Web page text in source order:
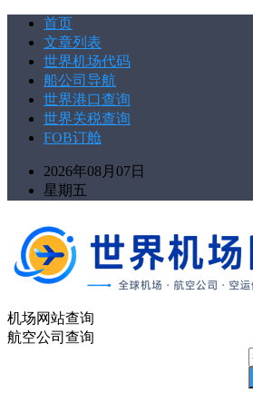
首页
文章列表
世界机场代码
船公司导航
世界港口查询
世界关税查询
FOB订舱
2026年08月07日
星期五
机场网站查询
航空公司查询